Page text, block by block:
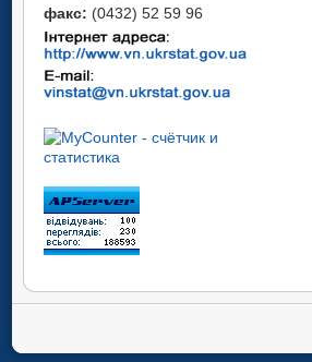
факс: (0432) 52 59 96